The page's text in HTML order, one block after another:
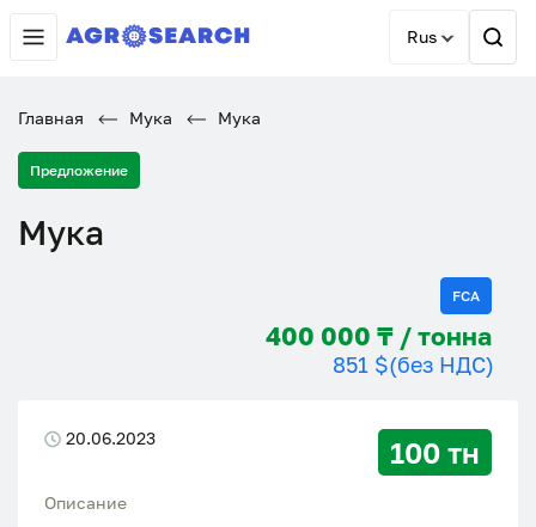
Rus
Главная Мука Мука
Предложение
Мука
FCA
400 000 ₸ / тонна
851 $(без НДС)
20.06.2023 100 тн
Описание